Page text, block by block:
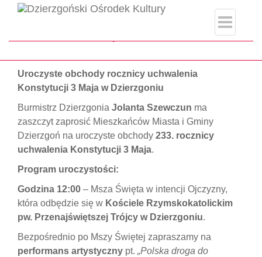
index.php
Uroczyste obchody rocznicy uchwalenia
Konstytucji 3 Maja w Dzierzgoniu
Burmistrz Dzierzgonia Jolanta Szewczun ma
zaszczyt zaprosić Mieszkańców Miasta i Gminy
Dzierzgoń na uroczyste obchody 233. rocznicy
uchwalenia Konstytucji 3 Maja.
Program uroczystości:
Godzina 12:00 – Msza Święta w intencji Ojczyzny,
która odbędzie się w Kościele Rzymskokatolickim
pw. Przenajświętszej Trójcy w Dzierzgoniu.
Bezpośrednio po Mszy Świętej zapraszamy na
performans artystyczny pt. „Polska droga do